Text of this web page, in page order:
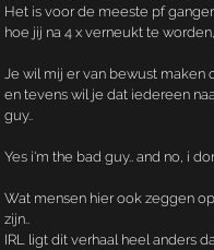
Het is voor de meeste pf
hoe jij na 4 x verneukt te
Je wil mij er van bewust maken
en tevens wil je dat iedereen
guy..
Yes i'm the bad guy.. and no, i
Wat mensen hier ook zeggen
zijn..
IRL ligt dit verhaal heel anders